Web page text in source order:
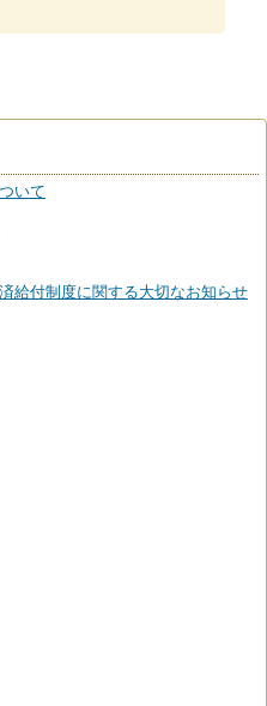
いて
給付制度に関する大切なお知らせ